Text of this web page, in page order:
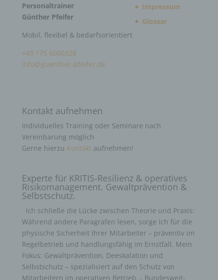
Personaltrainer
Günther Pfeifer
Mobil, flexibel & bedarfsorientiert
+49 175 6000328
info@guenther-pfeifer.de
Impressum
Glossar
Kontakt aufnehmen
Individuelles Training oder Seminare nach
Vereinbarung möglich
Gerne hierzu Kontaktaufnehmen!
Experte für KRITIS-Resilienz & operatives
Risikomanagement. Gewaltprävention &
Selbstschutz.
Ich schließe die Lücke zwischen Theorie und Praxis:
Während andere Paragrafen lesen, sorge ich für die
physische Sicherheit Ihrer Mitarbeiter – präventiv im
Regelbetrieb und handlungsfähig im Ernstfall. Mein
Fokus: Gewaltprävention, Deeskalation und
Selbstschutz – spezialisiert auf den Schutz von
Mitarbeitern im operativen Betrieb. - Bundesweit-